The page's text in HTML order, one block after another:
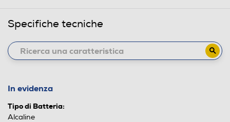
Specifiche tecniche
In evidenza
Tipo di Batteria:
Alcaline